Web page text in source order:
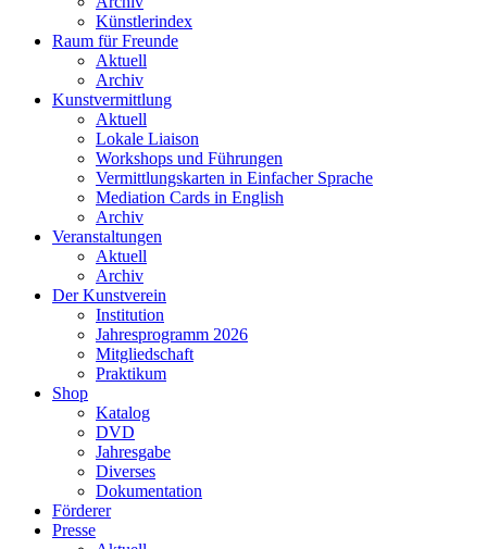
Künstlerindex
Raum für Freunde
Aktuell
Archiv
Kunstvermittlung
Aktuell
Lokale Liaison
Workshops und Führungen
Vermittlungskarten in Einfacher Sprache
Mediation Cards in English
Archiv
Veranstaltungen
Aktuell
Archiv
Der Kunstverein
Institution
Jahresprogramm 2026
Mitgliedschaft
Praktikum
Shop
Katalog
DVD
Jahresgabe
Diverses
Dokumentation
Förderer
Presse